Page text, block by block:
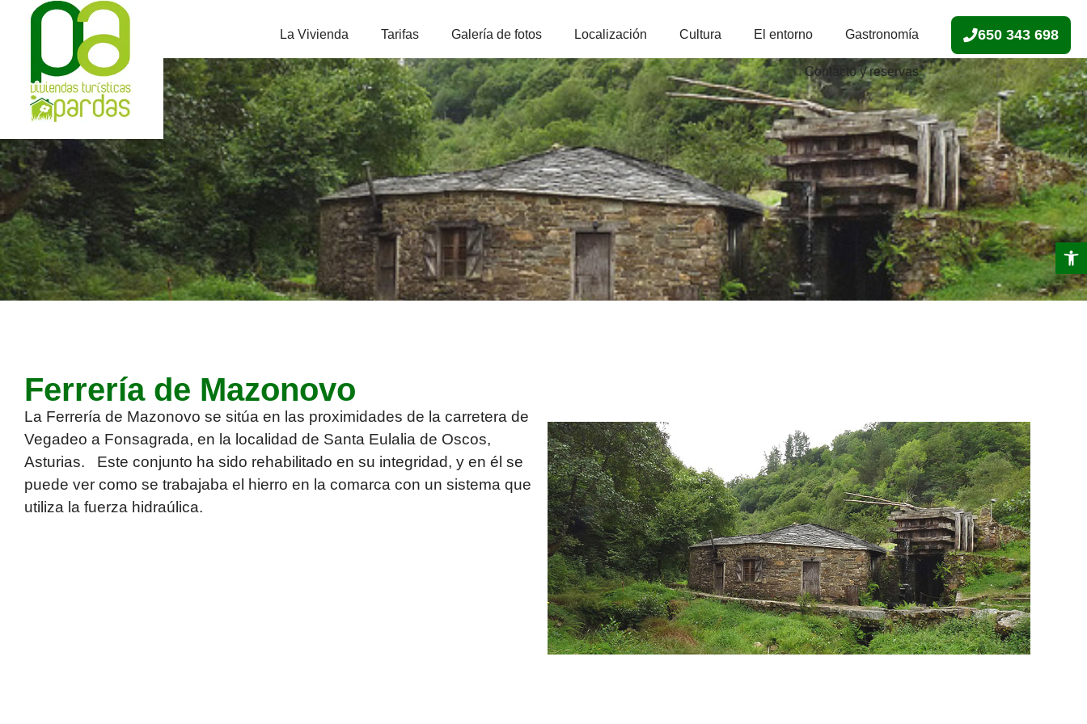
La Vivienda Tarifas Galería de fotos Localización Cultura El entorno Gastronomía
Contacto y reservas
650 343 698
Ferrería de Mazonovo
La Ferrería de Mazonovo se sitúa en las proximidades de la carretera de
Vegadeo a Fonsagrada, en la localidad de Santa Eulalia de Oscos,
Asturias. Este conjunto ha sido rehabilitado en su integridad, y en él se
puede ver como se trabajaba el hierro en la comarca con un sistema que
utiliza la fuerza hidraúlica.
Abrir